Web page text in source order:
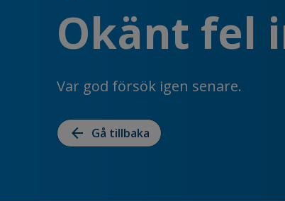
Okänt fel
Var god försök igen senare.
arrow_back Gå tillbaka